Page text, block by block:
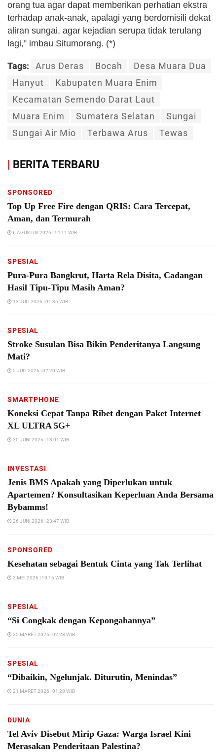
orang tua agar dapat memberikan perhatian ekstra
terhadap anak-anak, apalagi yang berdomisili dekat
aliran sungai, agar kejadian serupa tidak terulang
lagi,” imbau Situmorang. (*)
Tags: Arus Deras Bocah
Desa Muara Dua
Hanyut
Kabupaten Muara Enim
Kecamatan Semendo Darat Laut
Muara Enim
Sumatera Selatan
Sungai
Sungai Air Mio
Terbawa Arus Tewas
| BERITA TERBARU
SPONSORED
Top Up Free Fire dengan QRIS: Cara Tercepat,
Aman, dan Termurah
6 AGUSTUS 2026 | 14:11 WIB
SPESIAL
Pura-Pura Bangkrut, Harta Rela Disita, Cadangan
Hasil Tipu-Tipu Masih Aman?
13 JULI 2026 | 01:36 WIB
SPESIAL
Stroke Susulan Bisa Bikin Penderitanya Langsung
Mati?
5 JULI 2026 | 02:20 WIB
SMARTPHONE
Koneksi Cepat Tanpa Ribet dengan Paket Internet
XL ULTRA 5G+
30 JUNI 2026 | 13:01 WIB
INVESTASI
Jenis BMS Apakah yang Diperlukan untuk
Apartemen? Konsultasikan Keperluan Anda Bersama
Bybamms!
26 JUNI 2026 | 23:47 WIB
SPONSORED
Kesehatan sebagai Bentuk Cinta yang Tak Terlihat
2 MEI 2026 | 10:16 WIB
SPESIAL
“Si Congkak dengan Kepongahannya”
25 MARET 2026 | 02:23 WIB
SPESIAL
“Dibaikin, Ngelunjak. Diturutin, Menindas”
21 MARET 2026 | 01:28 WIB
DUNIA
Tel Aviv Disebut Mirip Gaza: Warga Israel Kini
Merasakan Penderitaan Palestina?